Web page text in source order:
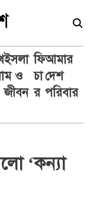
ইসলা
ম ও
জীবন
ফি
চা
র
আমার
দেশ
পরিবার
‘কন্যা